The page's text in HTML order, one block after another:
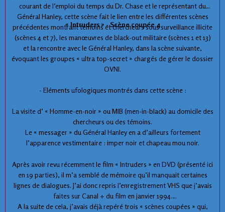
courant de l’emploi du temps du Dr. Chase et le représentant du
Général Hanley, cette scène fait le lien entre les différentes scènes
précédentes montrant témoins et chercheurs sous surveillance illicite
(scènes 4 et 7), les manœuvres de black-out militaire (scènes 1 et 13)
et la rencontre avec le Général Hanley, dans la scène suivante,
évoquant les groupes « ultra top-secret » chargés de gérer le dossier
OVNI.
- Eléments ufologiques montrés dans cette scène :
La visite d’ « Homme-en-noir » ou MIB (men-in-black) au domicile des
chercheurs ou des témoins.
Le « messager » du Général Hanley en a d’ailleurs fortement
l’apparence vestimentaire : imper noir et chapeau mou noir.
« Intruders » - Scène coupée 4
Après avoir revu récemment le film « Intruders » en DVD (présenté ici
en 19 parties), il m’a semblé de mémoire qu’il manquait certaines
lignes de dialogues. J’ai donc repris l’enregistrement VHS que j’avais
faites sur Canal + du film en janvier 1994.
A la suite de cela, j’avais déjà repéré trois « scènes coupées » qui,